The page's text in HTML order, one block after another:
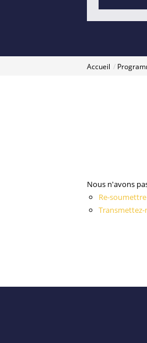
Accueil
Nous n'avons
Re-